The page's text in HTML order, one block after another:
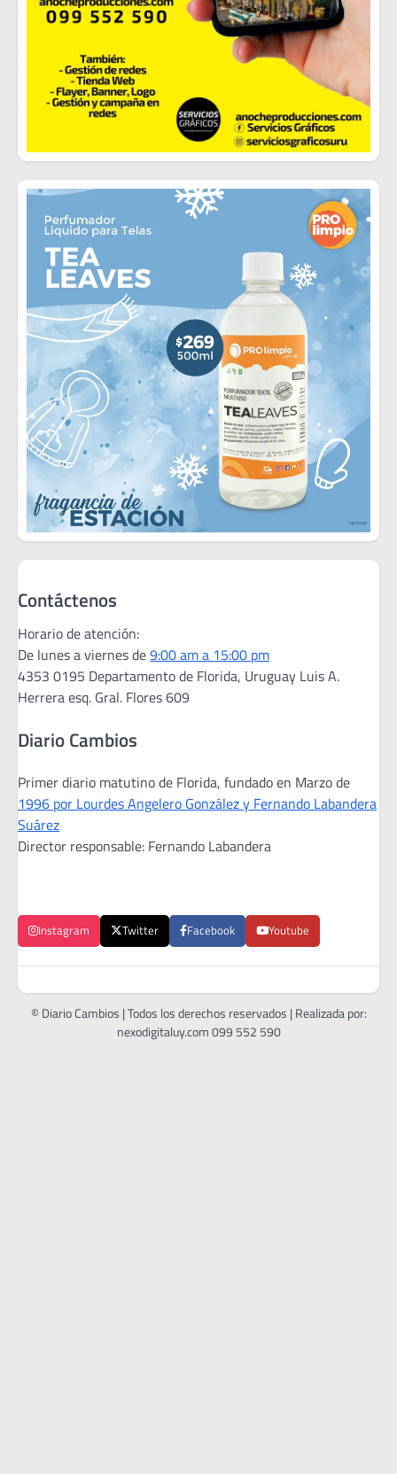
Contáctenos
Horario de atención:
De lunes a viernes de9:00 am a 15:00 pm
4353 0195 Departamento de Florida, Uruguay Luis A.
Herrera esq. Gral. Flores 609
Diario Cambios
Primer diario matutino de Florida, fundado en Marzo de
1996 por Lourdes Angelero González y Fernando Labandera
Suárez
Director responsable: Fernando Labandera
Instagram Twitter Facebook Youtube